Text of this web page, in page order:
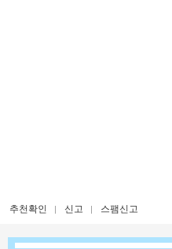
추천확인 신고 스팸신고